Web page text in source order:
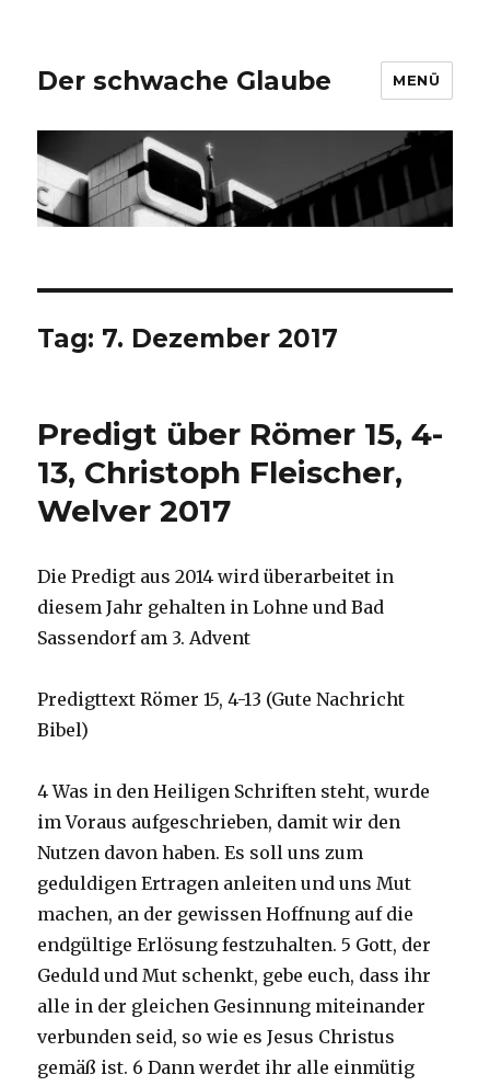
Der schwache Glaube MENÜ
Tag: 7. Dezember 2017
Predigt über Römer 15, 4-
13, Christoph Fleischer,
Welver 2017
Die Predigt aus 2014 wird überarbeitet in
diesem Jahr gehalten in Lohne und Bad
Sassendorf am 3. Advent
Predigttext Römer 15, 4-13 (Gute Nachricht
Bibel)
4 Was in den Heiligen Schriften steht, wurde
im Voraus aufgeschrieben, damit wir den
Nutzen davon haben. Es soll uns zum
geduldigen Ertragen anleiten und uns Mut
machen, an der gewissen Hoffnung auf die
endgültige Erlösung festzuhalten. 5 Gott, der
Geduld und Mut schenkt, gebe euch, dass ihr
alle in der gleichen Gesinnung miteinander
verbunden seid, so wie es Jesus Christus
gemäß ist. 6 Dann werdet ihr alle einmütig